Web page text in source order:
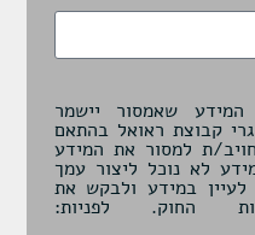
המידע שאמסור יישמר
קבוצת ראואל בהתאם
ת למסור את המידע
לא נוכל ליצור עמך
במידע ולבקש את
החוק. לפניות: